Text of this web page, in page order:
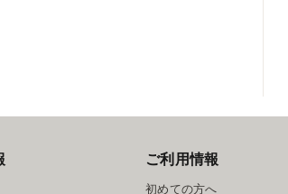
ご利用情報
初めての方へ